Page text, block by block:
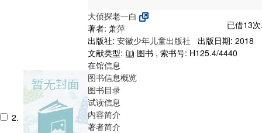
2.
大侦探老一白
已借13
著者: 萧萍
出版社: 安徽少年儿童出版社
出版日期: 2018
文献类型:
图书 , 索书号: H125.4/4440
在馆信息
图书信息概览
图书目录
试读信息
内容简介
著者简介